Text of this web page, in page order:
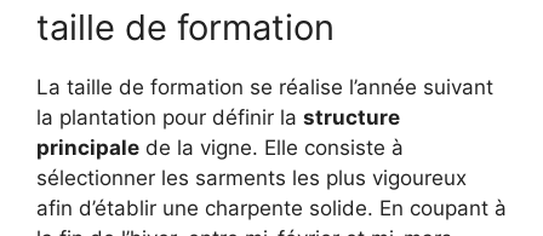
taille de formation
La taille de formation se réalise l’année suivant
la plantation pour définir la structure
principale de la vigne. Elle consiste à
sélectionner les sarments les plus vigoureux
afin d’établir une charpente solide. En coupant à